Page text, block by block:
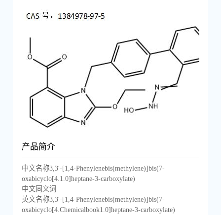
产品简介
中文名称3,3′-[1,4-Phenylenebis(methylene)]bis(7-
oxabicyclo[4.1.0]heptane-3-carboxylate)
中文同义词
英文名称3,3′-[1,4-Phenylenebis(methylene)]bis(7-
oxabicyclo[4.Chemicalbook1.0]heptane-3-carboxylate)